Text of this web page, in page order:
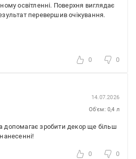
освітленні. Поверхня виглядає
перевершив очікування.
0 0
14.07.2026
Об'єм: 0,4 л
допомагає зробити декор ще більш
0 0